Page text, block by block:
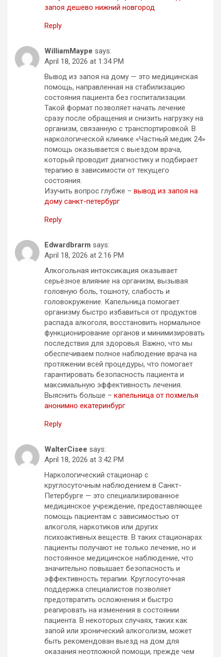
запоя дешево нижний новгород
Reply
WilliamMaype says:
April 18, 2026 at 1:34 PM
Вывод из запоя на дому — это медицинская
помощь, направленная на стабилизацию
состояния пациента без госпитализации.
Такой формат позволяет начать лечение
сразу после обращения и снизить нагрузку на
организм, связанную с транспортировкой. В
наркологической клинике «Частный медик 24»
помощь оказывается с выездом врача,
который проводит диагностику и подбирает
терапию в зависимости от текущего
состояния.
Изучить вопрос глубже – вывод из запоя на
дому санкт-петербург
Reply
Edwardbrarm says:
April 18, 2026 at 2:16 PM
Алкогольная интоксикация оказывает
серьёзное влияние на организм, вызывая
головную боль, тошноту, слабость и
головокружение. Капельница помогает
организму быстро избавиться от продуктов
распада алкоголя, восстановить нормальное
функционирование органов и минимизировать
последствия для здоровья. Важно, что мы
обеспечиваем полное наблюдение врача на
протяжении всей процедуры, что помогает
гарантировать безопасность пациента и
максимальную эффективность лечения.
Выяснить больше – капельница от похмелья
анонимно екатеринбург
Reply
WalterCisee says:
April 18, 2026 at 3:42 PM
Наркологический стационар с
круглосуточным наблюдением в Санкт-
Петербурге — это специализированное
медицинское учреждение, предоставляющее
помощь пациентам с зависимостью от
алкоголя, наркотиков или других
психоактивных веществ. В таких стационарах
пациенты получают не только лечение, но и
постоянное медицинское наблюдение, что
значительно повышает безопасность и
эффективность терапии. Круглосуточная
поддержка специалистов позволяет
предотвратить осложнения и быстро
реагировать на изменения в состоянии
пациента. В некоторых случаях, таких как
запой или хронический алкоголизм, может
быть рекомендован выезд на дом для
оказания неотложной помощи, прежде чем